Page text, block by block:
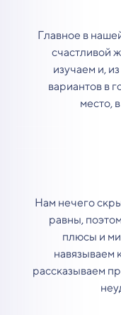
Главное в
счастливой
изучаем и,
вариантов в
место,
Нам нечего
равны,
плюсы и
навязываем
рассказываем